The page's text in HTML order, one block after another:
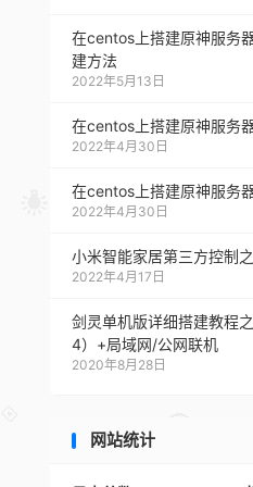
在centos上搭建原神服务
建方法
2022年5月13日
在centos上搭建原神服务
2022年4月30日
在centos上搭建原神服务
2022年4月30日
小米智能家居第三方控制
2022年4月17日
剑灵单机版详细搭建教程
4）+局域网/公网联机
2020年8月28日
网站统计